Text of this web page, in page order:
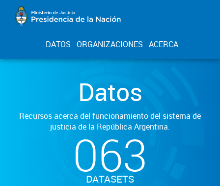
DATOS ORGANIZACIONES ACERCA
Datos
Recursos acerca del funcionamiento del sistema de
justicia de la República Argentina.
063
DATASETS